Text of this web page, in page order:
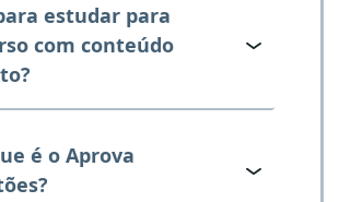
estudar para
com conteúdo
é o Aprova